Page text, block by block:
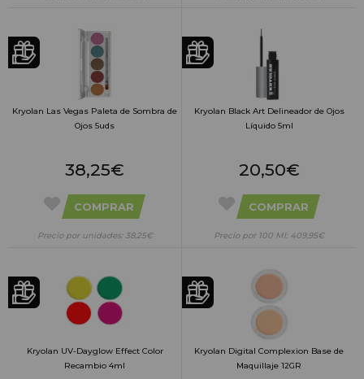
Kryolan Las Vegas Paleta de Sombra de
Ojos 5uds
38,25€
COMPRAR
Precio por unidades: 38,25€
Kryolan Black Art Delineador de Ojos
Líquido 5ml
20,50€
COMPRAR
Precio por 100 Ml: 409,95€
Kryolan UV-Dayglow Effect Color
Recambio 4ml
Kryolan Digital Complexion Base de
Maquillaje 12GR